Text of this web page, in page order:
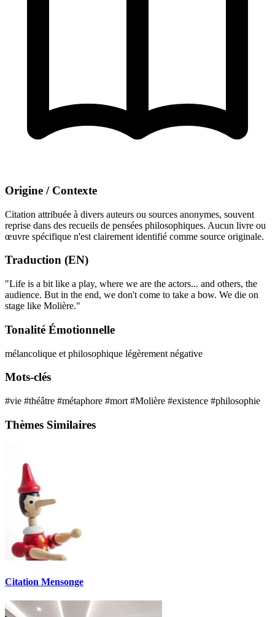
Origine / Contexte
Citation attribuée à divers auteurs ou sources anonymes, souvent
reprise dans des recueils de pensées philosophiques. Aucun livre ou
œuvre spécifique n'est clairement identifié comme source originale.
Traduction (EN)
"Life is a bit like a play, where we are the actors... and others, the
audience. But in the end, we don't come to take a bow. We die on
stage like Molière."
Tonalité Émotionnelle
mélancolique et philosophique légèrement négative
Mots-clés
#vie #théâtre #métaphore #mort #Molière #existence #philosophie
Thèmes Similaires
Citation Mensonge